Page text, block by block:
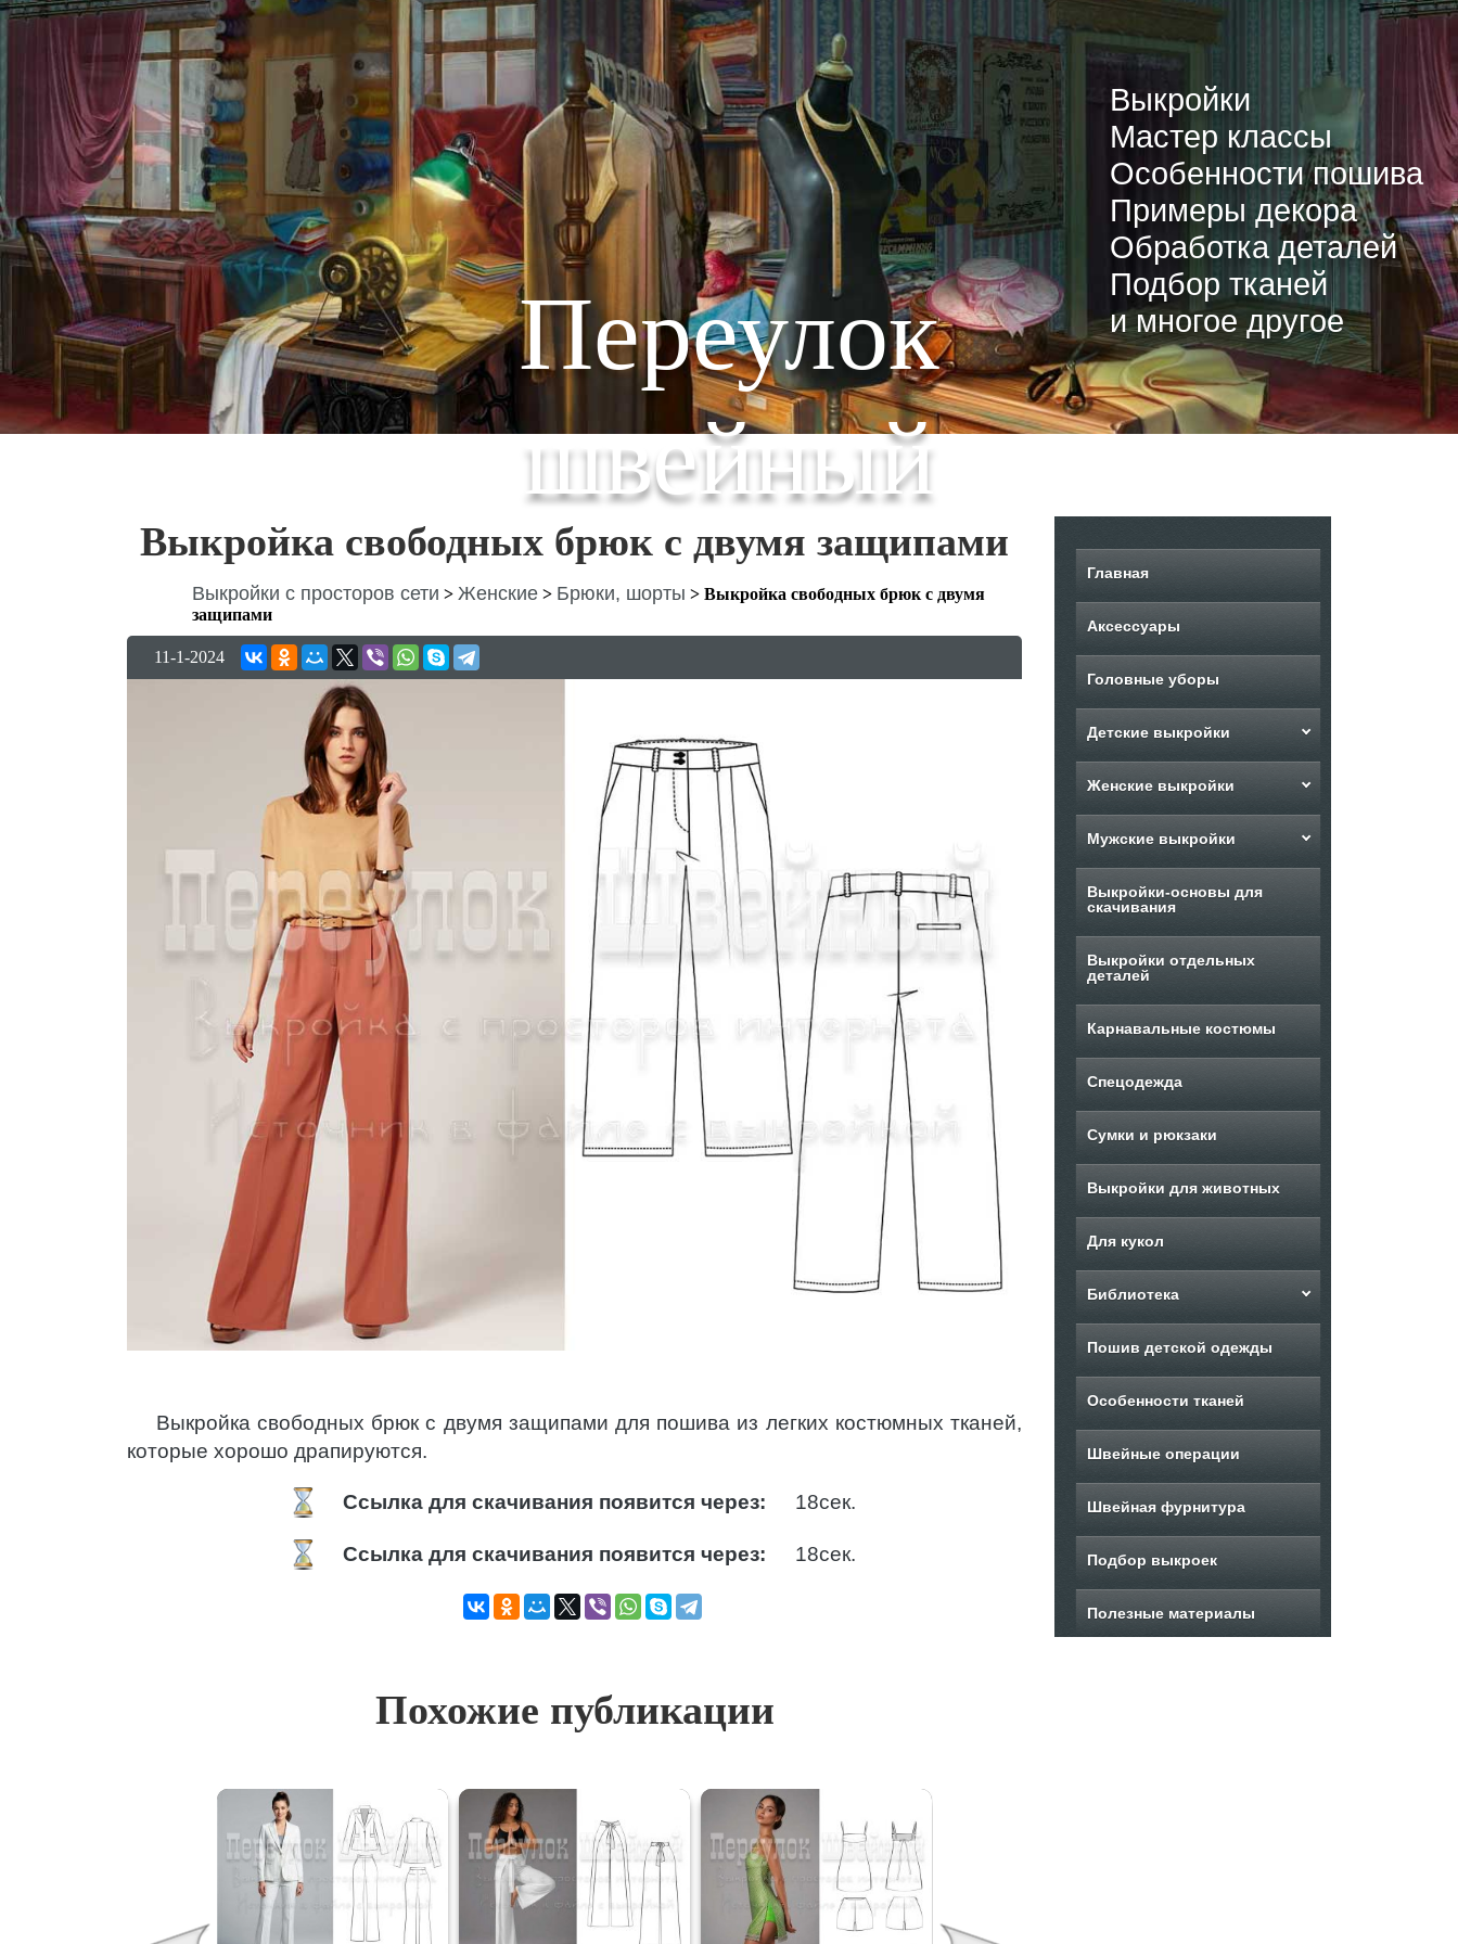
Переулок
швейный
Выкройки
Мастер классы
Особенности пошива
Примеры декора
Обработка деталей
Подбор тканей
и многое другое
Выкройка свободных брюк с двумя защипами
Выкройки с просторов сети > Женские > Брюки, шорты > Выкройка свободных брюк с двумя
защипами
11-1-2024
Выкройка свободных брюк с двумя защипами для пошива из легких костюмных тканей,
которые хорошо драпируются.
Ссылка для скачивания появится через: 17сек.
Ссылка для скачивания появится через: 17сек.
Похожие публикации
Главная
Аксессуары
Головные уборы
Детские выкройки
Женские выкройки
Мужские выкройки
Выкройки-основы для
скачивания
Выкройки отдельных
деталей
Карнавальные костюмы
Спецодежда
Сумки и рюкзаки
Выкройки для животных
Для кукол
Библиотека
Пошив детской одежды
Особенности тканей
Швейные операции
Швейная фурнитура
Подбор выкроек
Полезные материалы